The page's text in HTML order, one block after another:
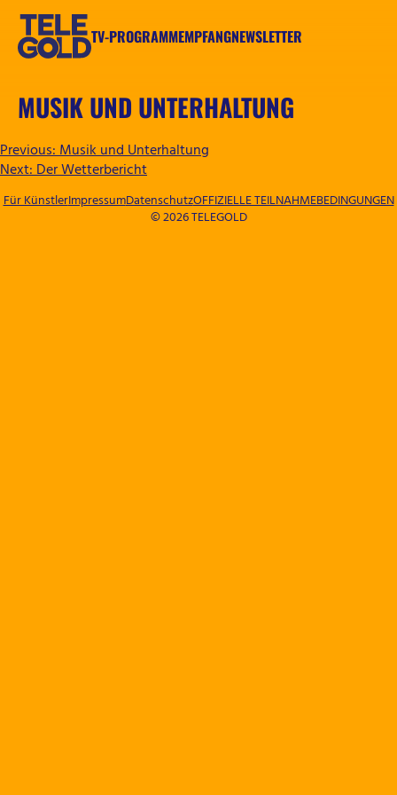
Zum
springen
TV-PROGRAMMEMPFANGNEWSLETTER
MUSIK UND UNTERHALTUNG
BEITRAGSNAVIGATION
Previous:Musik und Unterhaltung
Next:Der Wetterbericht
© 2026 TELEGOLD
Für KünstlerImpressumDatenschutzOFFIZIELLE TEILNAHMEBEDINGUNGEN